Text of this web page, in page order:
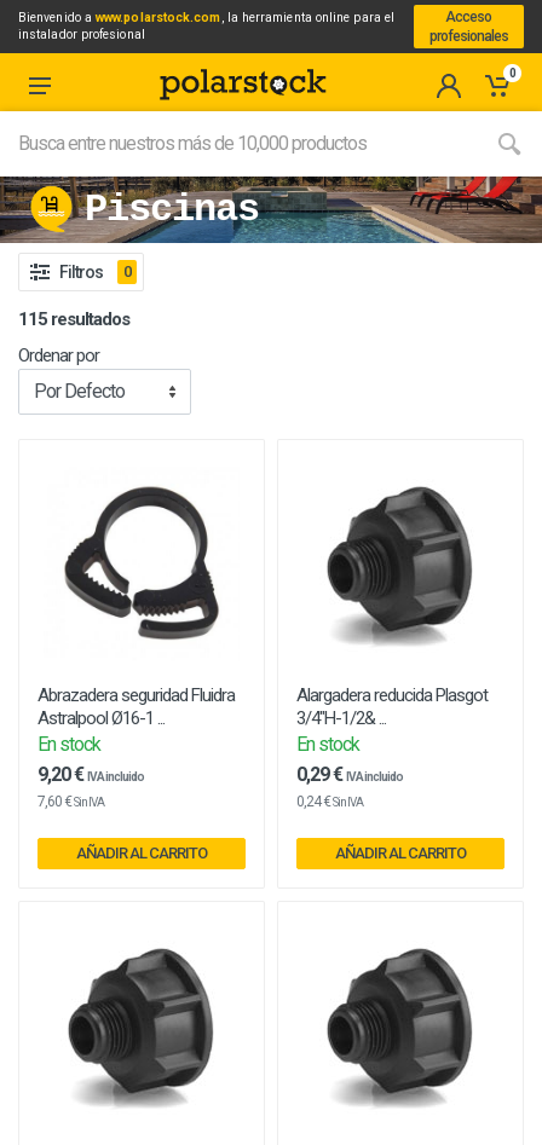
Bienvenido awww.polarstock.com, la herramienta online para el
instalador profesional
Acceso
profesionales
0
Piscinas
Filtros 0
115 resultados
Ordenar por
Abrazadera seguridad Fluidra
Astralpool Ø16-1 ...
En stock
9,20 € IVA incluido
7,60 €Sin IVA
AÑADIR AL CARRITO
Alargadera reducida Plasgot
3/4"H-1/2& ...
En stock
0,29 € IVA incluido
0,24 €Sin IVA
AÑADIR AL CARRITO